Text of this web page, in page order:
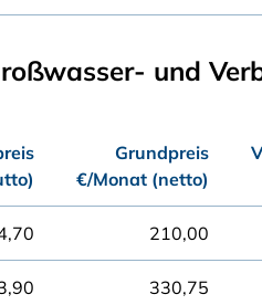
und
Grundpreis
€/Monat (netto)
210,00
330,75